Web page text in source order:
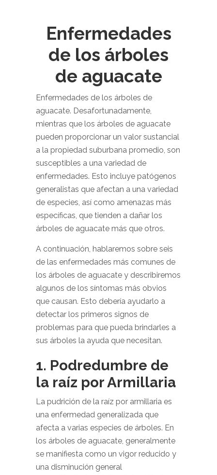
Enfermedades
de los árboles
de aguacate
Enfermedades de los árboles de
aguacate. Desafortunadamente,
mientras que los árboles de aguacate
pueden proporcionar un valor sustancial
a la propiedad suburbana promedio, son
susceptibles a una variedad de
enfermedades. Esto incluye patógenos
generalistas que afectan a una variedad
de especies, así como amenazas más
específicas, que tienden a dañar los
árboles de aguacate más que otros.
A continuación, hablaremos sobre seis
de las enfermedades más comunes de
los árboles de aguacate y describiremos
algunos de los síntomas más obvios
que causan. Esto debería ayudarlo a
detectar los primeros signos de
problemas para que pueda brindarles a
sus árboles la ayuda que necesitan.
1. Podredumbre de
la raíz por Armillaria
La pudrición de la raíz por armillaria es
una enfermedad generalizada que
afecta a varias especies de árboles. En
los árboles de aguacate, generalmente
se manifiesta como un vigor reducido y
una disminución general